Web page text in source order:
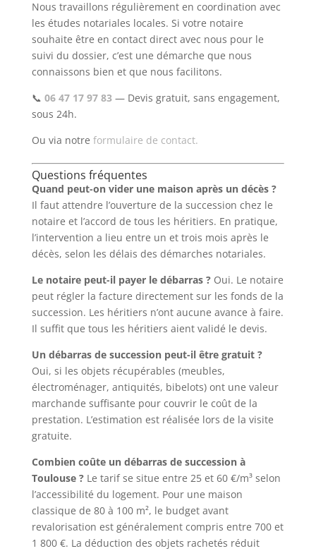
Nous travaillons régulièrement en coordination avec
les études notariales locales. Si votre notaire
souhaite être en contact direct avec nous pour le
suivi du dossier, c’est une démarche que nous
connaissons bien et que nous facilitons.
📞 06 47 17 97 83— Devis gratuit, sans engagement,
sous 24h.
Ou via notre formulaire de contact.
Questions fréquentes
Quand peut-on vider une maison après un décès ?
Il faut attendre l’ouverture de la succession chez le
notaire et l’accord de tous les héritiers. En pratique,
l’intervention a lieu entre un et trois mois après le
décès, selon les délais des démarches notariales.
Le notaire peut-il payer le débarras ?Oui. Le notaire
peut régler la facture directement sur les fonds de la
succession. Les héritiers n’ont aucune avance à faire.
Il suffit que tous les héritiers aient validé le devis.
Un débarras de succession peut-il être gratuit ?
Oui, si les objets récupérables (meubles,
électroménager, antiquités, bibelots) ont une valeur
marchande suffisante pour couvrir le coût de la
prestation. L’estimation est réalisée lors de la visite
gratuite.
Combien coûte un débarras de succession à
Toulouse ?Le tarif se situe entre 25 et 60 €/m³ selon
l’accessibilité du logement. Pour une maison
classique de 80 à 100 m², le budget avant
revalorisation est généralement compris entre 700 et
1 800 €. La déduction des objets rachetés réduit